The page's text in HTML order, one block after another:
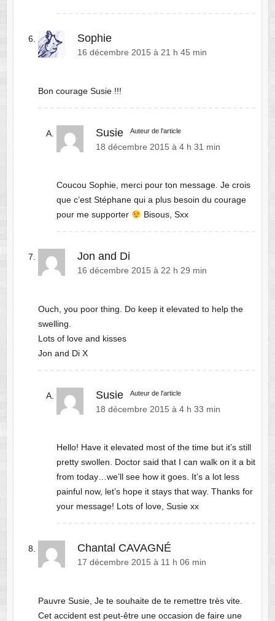
Sophie
16 décembre 2015 à 21 h 45 min
Bon courage Susie !!!
Susie Auteur de l'article
18 décembre 2015 à 4 h 31 min
Coucou Sophie, merci pour ton message. Je crois
que c’est Stéphane qui a plus besoin du courage
pour me supporter
Bisous, Sxx
Jon and Di
16 décembre 2015 à 22 h 29 min
Ouch, you poor thing. Do keep it elevated to help the
swelling.
Lots of love and kisses
Jon and Di X
Susie Auteur de l'article
18 décembre 2015 à 4 h 33 min
Hello! Have it elevated most of the time but it’s still
pretty swollen. Doctor said that I can walk on it a bit
from today…we’ll see how it goes. It’s a lot less
painful now, let’s hope it stays that way. Thanks for
your message! Lots of love, Susie xx
Chantal CAVAGNÉ
17 décembre 2015 à 11 h 06 min
Pauvre Susie, Je te souhaite de te remettre très vite.
Cet accident est peut-être une occasion de faire une